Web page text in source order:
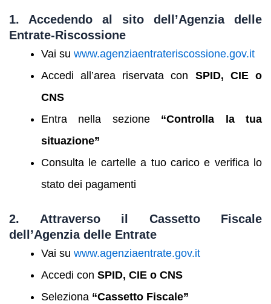
1. Accedendo al sito dell’Agenzia delle
Entrate-Riscossione
Vai su www.agenziaentrateriscossione.gov.it
Accedi all’area riservata con SPID, CIE o
CNS
Entra nella sezione “Controlla la tua
situazione”
Consulta le cartelle a tuo carico e verifica lo
stato dei pagamenti
2. Attraverso il Cassetto Fiscale
dell’Agenzia delle Entrate
Vai su www.agenziaentrate.gov.it
Accedi con SPID, CIE o CNS
Seleziona “Cassetto Fiscale”